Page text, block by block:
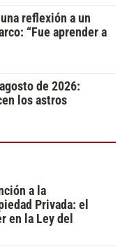
reflexión a un
“Fue aprender a
de 2026:
los astros
a la
Privada: el
en la Ley del